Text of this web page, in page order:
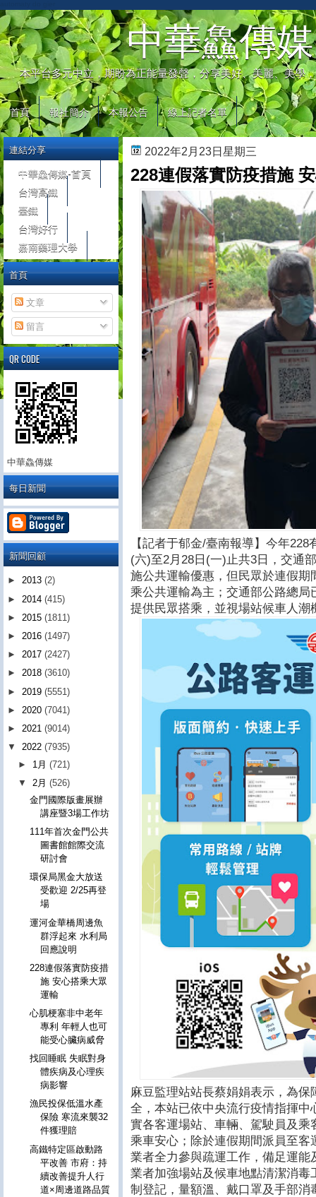
中華鱻傳媒
本平台多元中立，期盼為正能量發聲，分享美好、美麗、美學
首頁 報社簡介 本報公告 線上記者名單
2022年2月23日星期三
228連假落實防疫措施
【記者于郁金/臺南報導】今年
(六)至2月28日(一)止共3日，交通
施公共運輸優惠，但民眾於連假
乘公共運輸為主；交通部公路總
提供民眾搭乘，並視場站候車人潮
麻豆監理站站長蔡娟娟表示，為
全，本站已依中央流行疫情指揮
實各客運場站、車輛、駕駛員及
乘車安心；除於連假期間派員至
業者全力參與疏運工作，備足運
業者加強場站及候車地點清潔消
制登記，量額溫、戴口罩及手部
連結分享
中華鱻傳媒-首頁
台灣高鐵
臺鐵
台灣好行
嘉南藥理大學
首頁
文章
留言
QR CODE
中華鱻傳媒
每日新聞
新聞回顧
► 2013 (2)
► 2014 (415)
► 2015 (1811)
► 2016 (1497)
► 2017 (2427)
► 2018 (3610)
► 2019 (5551)
► 2020 (7041)
► 2021 (9014)
▼ 2022 (7935)
► 1月(721)
▼ 2月(526)
金門國際版畫展辦
講座暨3場工作坊
111年首次金門公共
圖書館館際交流
研討會
環保局黑金大放送
受歡迎 2/25再登
場
運河金華橋周邊魚
群浮起來 水利局
回應說明
228連假落實防疫措
施 安心搭乘大眾
運輸
心肌梗塞非中老年
專利 年輕人也可
能受心臟病威脅
找回睡眠 失眠對身
體疾病及心理疾
病影響
漁民投保低溫水產
保險 寒流來襲32
件獲理賠
高鐵特定區啟動路
平改善 市府：持
續改善提升人行
道×周邊道路品質